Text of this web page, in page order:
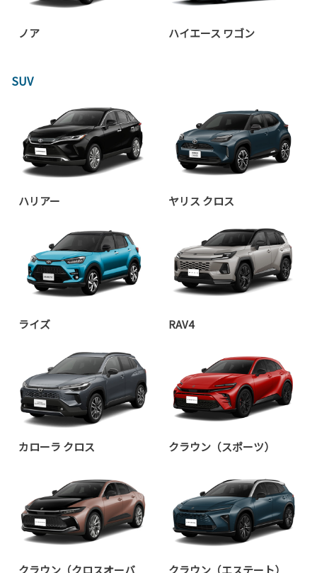
ノア ハイエース ワゴン
SUV
ハリアー ヤリス クロス
ライズ RAV4
カローラ クロス クラウン（スポーツ）
クラウン（クロスオーバ クラウン（エステート）